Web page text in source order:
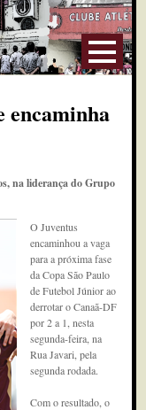
encaminha
na liderança do Grupo
O Juventus
encaminhou a vaga
para a próxima fase
da Copa São Paulo
de Futebol Júnior ao
derrotar o Canaã-DF
por 2 a 1, nesta
segunda-feira, na
Rua Javari, pela
segunda rodada.
Com o resultado, o